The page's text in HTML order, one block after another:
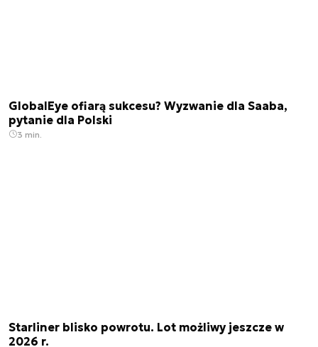
GlobalEye ofiarą sukcesu? Wyzwanie dla Saaba,
pytanie dla Polski
3 min.
Starliner blisko powrotu. Lot możliwy jeszcze w
2026 r.